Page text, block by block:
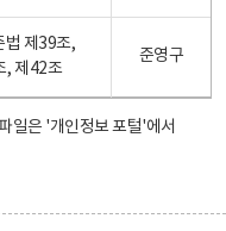
법 제39조,
, 제42조
준영구
일은 '개인정보 포털'에서